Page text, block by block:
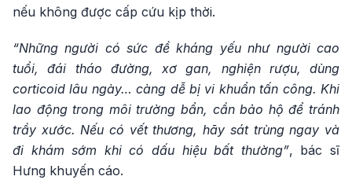
nếu không được cấp cứu kịp thời.
“Những người có sức đề kháng yếu như người cao
tuổi, đái tháo đường, xơ gan, nghiện rượu, dùng
corticoid lâu ngày… càng dễ bị vi khuẩn tấn công. Khi
lao động trong môi trường bẩn, cần bảo hộ để tránh
trầy xước. Nếu có vết thương, hãy sát trùng ngay và
đi khám sớm khi có dấu hiệu bất thường”, bác sĩ
Hưng khuyến cáo.